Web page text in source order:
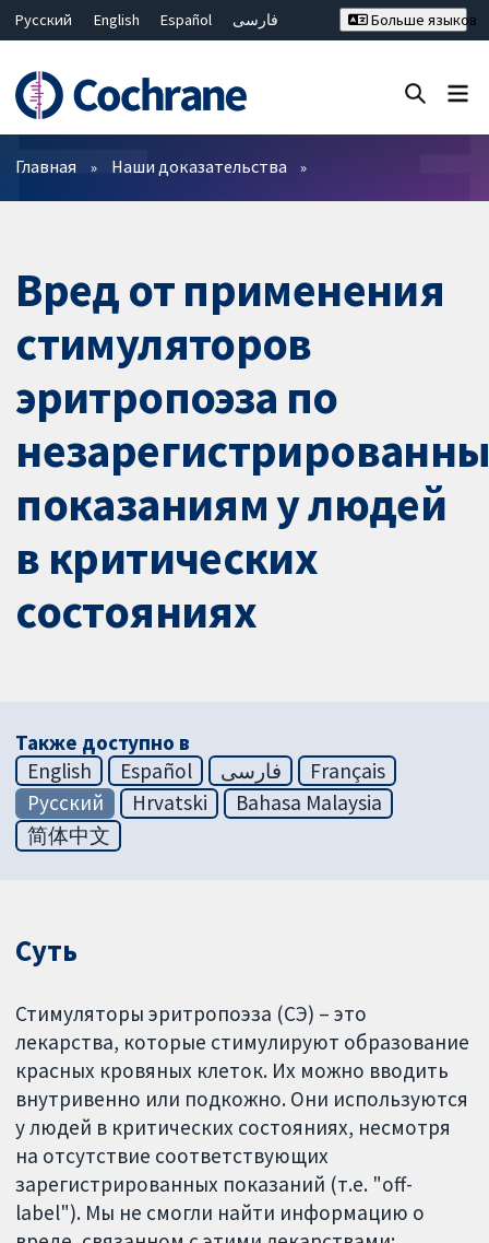
Русский English Español
فارسی
Bahasa Malaysia
ไทย
繁體中文
简体中文
Больше языков
Фильтры
Главная Наши доказательства
Вред от применения
стимуляторов
эритропоэза по
показаниям у людей
в критических
состояниях
Также доступно в
English
Español فارسی
Français
Русский
Hrvatski
Bahasa Malaysia
简体中文
Суть
Стимуляторы эритропоэза (СЭ) – это
лекарства, которые стимулируют образование
красных кровяных клеток. Их можно вводить
внутривенно или подкожно. Они используются
у людей в критических состояниях, несмотря
на отсутствие соответствующих
зарегистрированных показаний (т.е. "off-
label"). Мы не смогли найти информацию о